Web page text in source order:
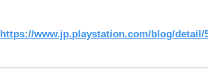
https://www.jp.playstation.com/blog/detail/